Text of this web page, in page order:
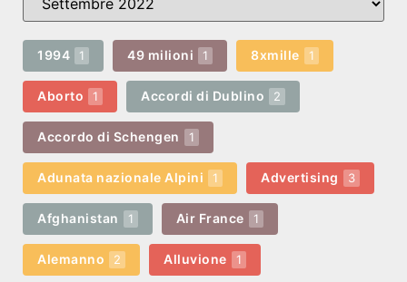
1994 1 49 milioni 1 8xmille 1
Aborto 1 Accordi di Dublino 2
Accordo di Schengen 1
Adunata nazionale Alpini 1 Advertising 3
Afghanistan 1 Air France 1
Alemanno 2 Alluvione 1